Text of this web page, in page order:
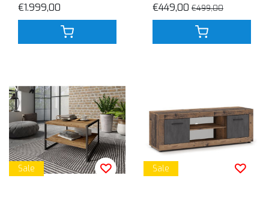
€1.999,00
€449,00 €499,00
Sale Sale